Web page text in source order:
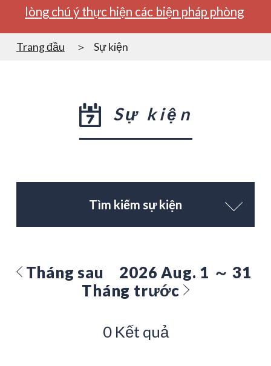
lòng chú ý thực hiện các biện pháp phòng
Trang đầu Sự kiện
Sự kiện
Tìm kiếm sự kiện
Tháng sau
2026 Aug. 1 ～ 31
Tháng trước
0 Kết quả